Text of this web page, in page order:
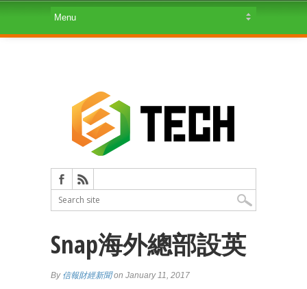
Snap海外總部設英
By 信報財經新聞on January 11, 2017